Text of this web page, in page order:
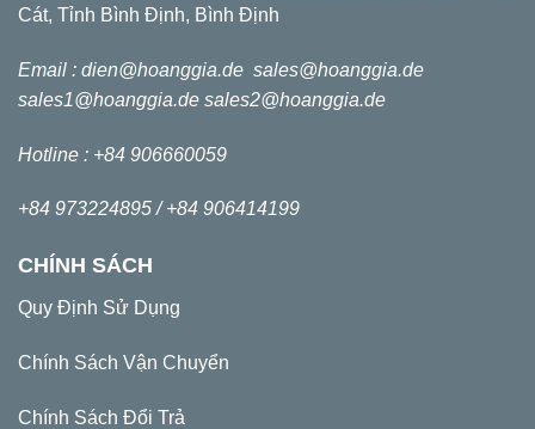
Cát, Tỉnh Bình Định, Bình Định
Email : dien@hoanggia.de sales@hoanggia.de
sales1@hoanggia.de sales2@hoanggia.de
Hotline : +84 906660059
+84 973224895 /+84 906414199
CHÍNH SÁCH
Quy Định Sử Dụng
Chính Sách Vận Chuyển
Chính Sách Đổi Trả